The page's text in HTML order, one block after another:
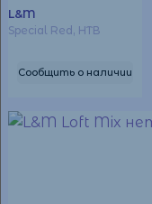
L&M
Special Red, НТВ
Сообщить о наличии